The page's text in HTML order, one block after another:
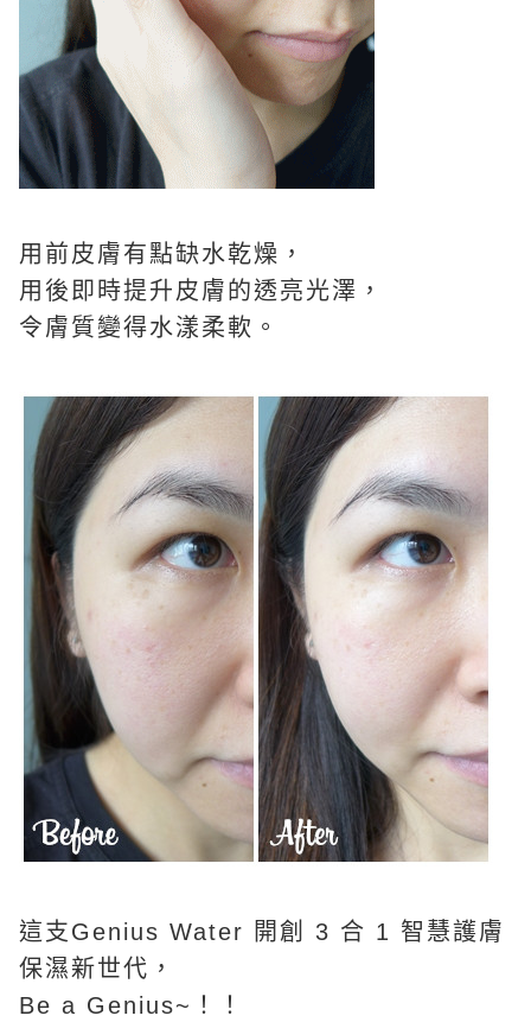
用前皮膚有點缺水乾燥，
用後即時提升皮膚的透亮光澤，
令膚質變得水漾柔軟。
這支Genius Water 開創 3 合 1 智慧護膚
保濕新世代，
Be a Genius~！！